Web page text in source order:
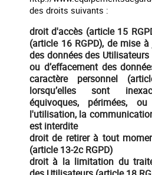
des droits suivants :
droit d'accès (article 15
(article 16 RGPD), de mise
des données des
ou d’effacement des
caractère personnel
lorsqu’elles sont
équivoques, périmées,
l'utilisation, la
est interdite
droit de retirer à tout
(article 13-2c RGPD)
droit à la limitation du